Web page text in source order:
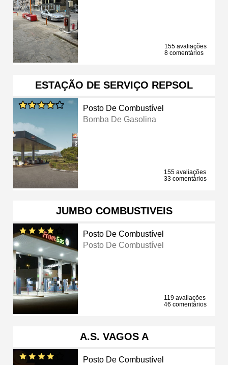
155 avaliações
8 comentários
ESTAÇÃO DE SERVIÇO REPSOL
Posto De Combustível
Bomba De Gasolina
155 avaliações
33 comentários
JUMBO COMBUSTIVEIS
Posto De Combustível
Posto De Combustível
119 avaliações
46 comentários
A.S. VAGOS A
Posto De Combustível